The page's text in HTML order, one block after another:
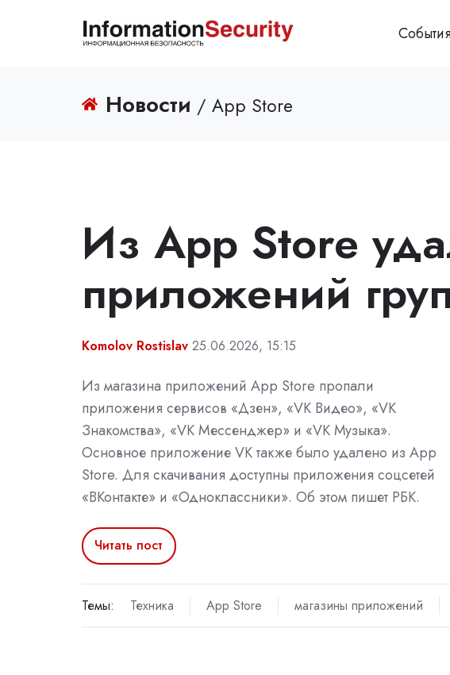
Новости / App Store
Из App Store
приложений
Komolov Rostislav 25.06.2026, 15:15
Из магазина приложений App Store пропали
приложения сервисов «Дзен», «VK Видео», «VK
Знакомства», «VK Мессенджер» и «VK Музыка».
Основное приложение VK также было удалено из App
Store. Для скачивания доступны приложения соцсетей
«ВКонтакте» и «Одноклассники». Об этом пишет РБК.
Читать пост
Темы: Техника App Store магазины приложений